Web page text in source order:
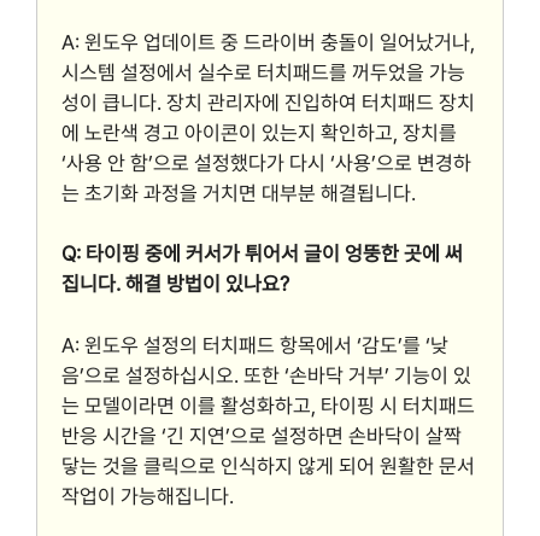
A: 윈도우 업데이트 중 드라이버 충돌이 일어났거나,
시스템 설정에서 실수로 터치패드를 꺼두었을 가능
성이 큽니다. 장치 관리자에 진입하여 터치패드 장치
에 노란색 경고 아이콘이 있는지 확인하고, 장치를
‘사용 안 함’으로 설정했다가 다시 ‘사용’으로 변경하
는 초기화 과정을 거치면 대부분 해결됩니다.
Q: 타이핑 중에 커서가 튀어서 글이 엉뚱한 곳에 써
집니다. 해결 방법이 있나요?
A: 윈도우 설정의 터치패드 항목에서 ‘감도’를 ‘낮
음’으로 설정하십시오. 또한 ‘손바닥 거부’ 기능이 있
는 모델이라면 이를 활성화하고, 타이핑 시 터치패드
반응 시간을 ‘긴 지연’으로 설정하면 손바닥이 살짝
닿는 것을 클릭으로 인식하지 않게 되어 원활한 문서
작업이 가능해집니다.